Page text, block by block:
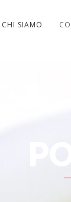
CHI SIAMO